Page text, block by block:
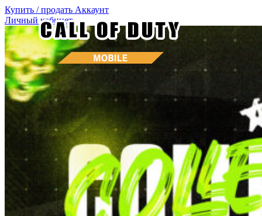
Купить / продать Аккаунт
Личный кабинет